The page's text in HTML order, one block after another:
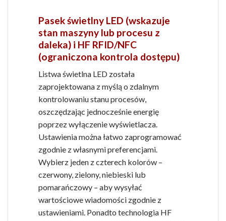
Pasek świetlny LED (wskazuje
stan maszyny lub procesu z
daleka) i HF RFID/NFC
(ograniczona kontrola dostępu)
Listwa świetlna LED została
zaprojektowana z myślą o zdalnym
kontrolowaniu stanu procesów,
oszczędzając jednocześnie energię
poprzez wyłączenie wyświetlacza.
Ustawienia można łatwo zaprogramować
zgodnie z własnymi preferencjami.
Wybierz jeden z czterech kolorów –
czerwony, zielony, niebieski lub
pomarańczowy – aby wysyłać
wartościowe wiadomości zgodnie z
ustawieniami. Ponadto technologia HF